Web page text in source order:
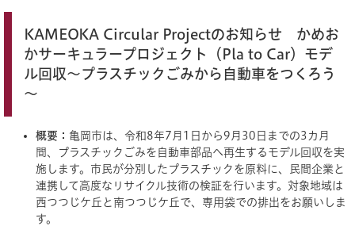
KAMEOKA Circular Projectのお知らせ かめお
かサーキュラープロジェクト（Pla to Car）モデ
ル回収～プラスチックごみから自動車をつくろう
～
概要： 亀岡市は、令和8年7月1日から9月30日までの3カ月
間、プラスチックごみを自動車部品へ再生するモデル回収を実
施します。市民が分別したプラスチックを原料に、民間企業と
連携して高度なリサイクル技術の検証を行います。対象地域は
西つつじケ丘と南つつじケ丘で、専用袋での排出をお願いしま
す。